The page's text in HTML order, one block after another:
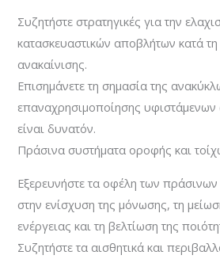
Συζητήστε στρατηγικές για την
κατασκευαστικών αποβλήτων κατά
ανακαίνισης.
Επισημάνετε τη σημασία της
επαναχρησιμοποίησης υφιστάμενων
είναι δυνατόν.
Πράσινα συστήματα οροφής και
Εξερευνήστε τα οφέλη των πράσινων
στην ενίσχυση της μόνωσης, τη
ενέργειας και τη βελτίωση της
Συζητήστε τα αισθητικά και